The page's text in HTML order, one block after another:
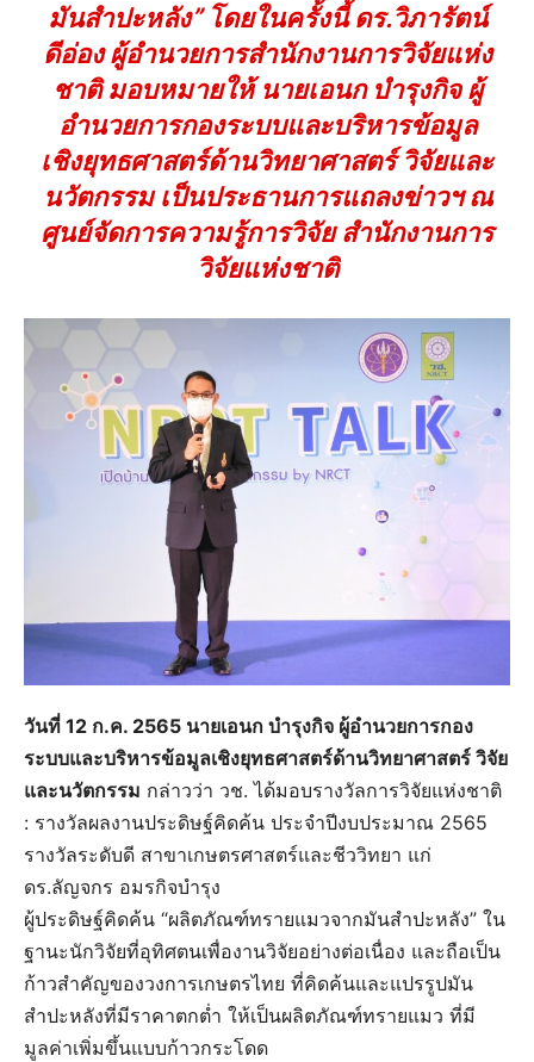
มันสำปะหลัง” โดยในครั้งนี้ ดร.วิภารัตน์
ดีอ่อง ผู้อำนวยการสำนักงานการวิจัยแห่ง
ชาติ มอบหมายให้ นายเอนก บำรุงกิจ ผู้
อำนวยการกองระบบและบริหารข้อมูล
เชิงยุทธศาสตร์ด้านวิทยาศาสตร์ วิจัยและ
นวัตกรรม เป็นประธานการแถลงข่าวฯ ณ
ศูนย์จัดการความรู้การวิจัย สำนักงานการ
วิจัยแห่งชาติ
วันที่ 12 ก.ค. 2565 นายเอนก บำรุงกิจ ผู้อำนวยการกอง
ระบบและบริหารข้อมูลเชิงยุทธศาสตร์ด้านวิทยาศาสตร์ วิจัย
และนวัตกรรม กล่าวว่า วช. ได้มอบรางวัลการวิจัยแห่งชาติ
: รางวัลผลงานประดิษฐ์คิดค้น ประจำปีงบประมาณ 2565
รางวัลระดับดี สาขาเกษตรศาสตร์และชีววิทยา แก่
ดร.ลัญจกร อมรกิจบำรุง
ผู้ประดิษฐ์คิดค้น “ผลิตภัณฑ์ทรายแมวจากมันสำปะหลัง” ใน
ฐานะนักวิจัยที่อุทิศตนเพื่องานวิจัยอย่างต่อเนื่อง และถือเป็น
ก้าวสำคัญของวงการเกษตรไทย ที่คิดค้นและแปรรูปมัน
สำปะหลังที่มีราคาตกต่ำ ให้เป็นผลิตภัณฑ์ทรายแมว ที่มี
มูลค่าเพิ่มขึ้นแบบก้าวกระโดด